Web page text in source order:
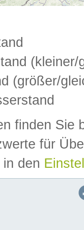
(kleiner/
(größer/
finden Sie
für
den